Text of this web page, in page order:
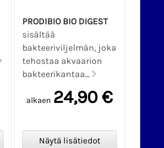
PRODIBIO BIO DIGEST
sisältää
bakteeriviljelmän, joka
tehostaa akvaarion
bakteerikantaa...
alkaen 24,90 €